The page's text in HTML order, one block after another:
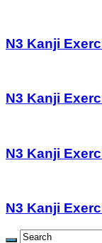
N3 Kanji
N3 Kanji
N3 Kanji
N3 Kanji